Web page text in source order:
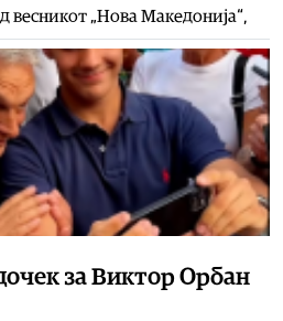
„Нова Македонија“,
за Виктор Орбан